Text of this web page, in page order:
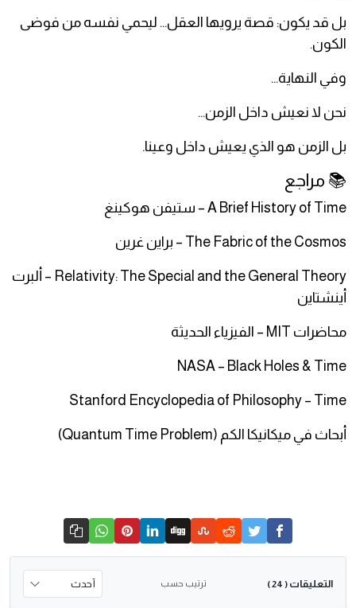
بل قد يكون: قصة يرويها العقل… ليحمي نفسه من فوضى
الكون.
وفي النهاية…
نحن لا نعيش داخل الزمن…
بل الزمن هو الذي يعيش داخل وعينا.
📚 مراجع
A Brief History of Time – ستيفن هوكينغ
The Fabric of the Cosmos – براين غرين
Relativity: The Special and the General Theory – ألبرت
أينشتاين
محاضرات MIT – الفيزياء الحديثة
NASA – Black Holes & Time
Stanford Encyclopedia of Philosophy – Time
أبحاث في ميكانيكا الكم (Quantum Time Problem)
التعليقات ( 24 ) ترتيب حسب